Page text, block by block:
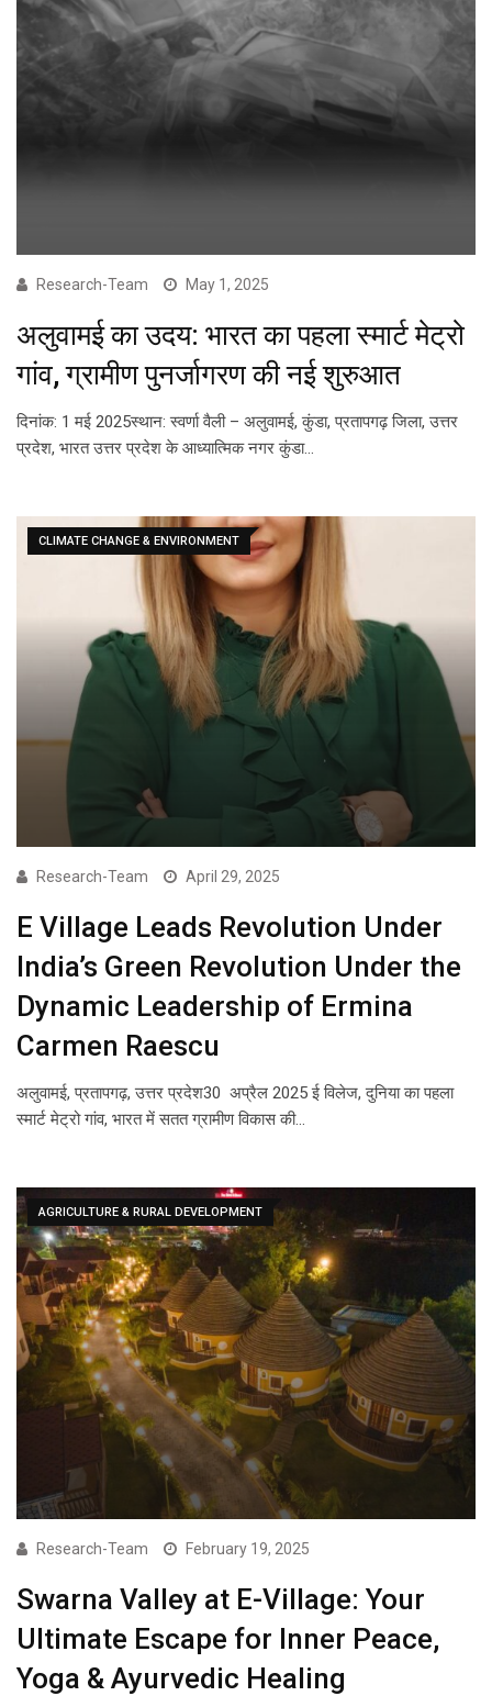
Research-Team May 1, 2025
अलुवामई का उदय: भारत का पहला स्मार्ट मेट्रो
गांव, ग्रामीण पुनर्जागरण की नई शुरुआत
दिनांक: 1 मई 2025स्थान: स्वर्णा वैली – अलुवामई, कुंडा, प्रतापगढ़ जिला, उत्तर
प्रदेश, भारत उत्तर प्रदेश के आध्यात्मिक नगर कुंडा…
CLIMATE CHANGE & ENVIRONMENT
Research-Team April 29, 2025
E Village Leads Revolution Under
India’s Green Revolution Under the
Dynamic Leadership of Ermina
Carmen Raescu
अलुवामई, प्रतापगढ़, उत्तर प्रदेश30 अप्रैल 2025 ई विलेज, दुनिया का पहला
स्मार्ट मेट्रो गांव, भारत में सतत ग्रामीण विकास की…
AGRICULTURE & RURAL DEVELOPMENT
Research-Team February 19, 2025
Swarna Valley at E-Village: Your
Ultimate Escape for Inner Peace,
Yoga & Ayurvedic Healing